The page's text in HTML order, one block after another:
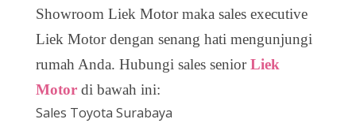
Showroom Liek Motor maka sales executive
Liek Motor dengan senang hati mengunjungi
rumah Anda. Hubungi sales seniorLiek
Motor di bawah ini:
Sales Toyota Surabaya